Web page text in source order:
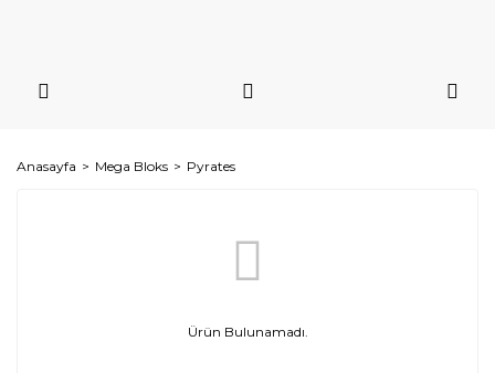
Anasayfa Mega Bloks Pyrates
Ürün Bulunamadı.